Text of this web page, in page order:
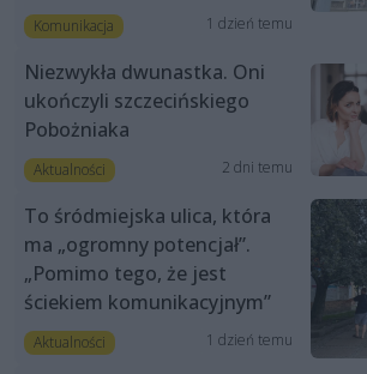
Komunikacja 1 dzień temu
Niezwykła dwunastka. Oni
ukończyli szczecińskiego
Pobożniaka
Aktualności 2 dni temu
To śródmiejska ulica, która
ma „ogromny potencjał”.
„Pomimo tego, że jest
ściekiem komunikacyjnym”
Aktualności 1 dzień temu